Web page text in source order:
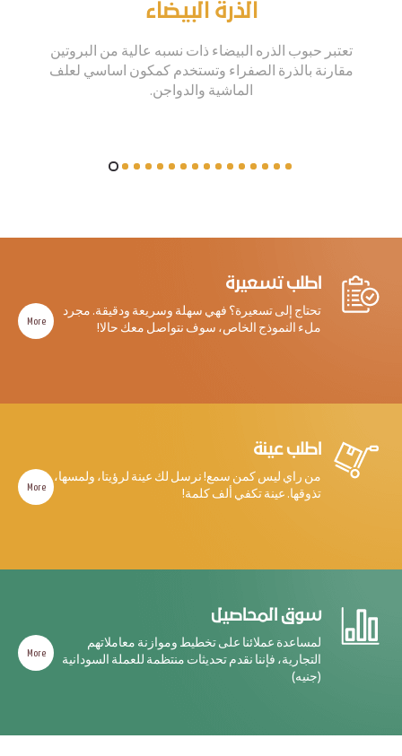
الذرة البيضاء
تعتبر حبوب الذره البيضاء ذات نسبه عالية من البروتين
مقارنة بالذرة الصفراء وتستخدم كمكون اساسي لعلف
الماشية والدواجن.
اطلب تسعيرة
تحتاج إلى تسعيرة؟ فهي سهلة وسريعة ودقيقة. مجرد
ملء النموذج الخاص، سوف نتواصل معك حالا!
More
اطلب عينة
من راي ليس كمن سمع! نرسل لك عينة لرؤيتا، ولمسها،
تذوقها. عينة تكفي ألف كلمة!
More
سوق المحاصيل
لمساعدة عملائنا على تخطيط وموازنة معاملاتهم
التجارية، فإننا نقدم تحديثات منتظمة للعملة السودانية
(جنيه)
More